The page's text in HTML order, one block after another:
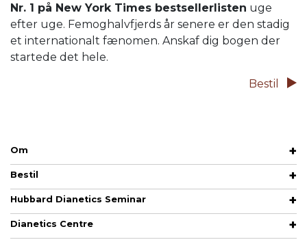
Nr. 1 på New York Times bestsellerlisten uge
efter uge. Femoghalvfjerds år senere er den stadig
et internationalt fænomen. Anskaf dig bogen der
startede det hele.
Bestil
Om
Bestil
Hubbard Dianetics Seminar
Dianetics Centre